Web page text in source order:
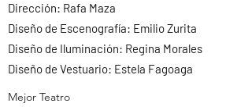
Dirección: Rafa Maza
Diseño de Escenografía: Emilio Zurita
Diseño de Iluminación: Regina Morales
Diseño de Vestuario: Estela Fagoaga
Mejor Teatro